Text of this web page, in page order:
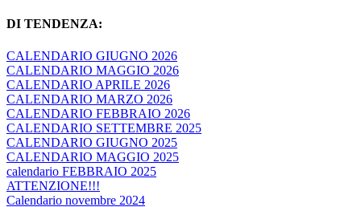
DI TENDENZA:
CALENDARIO GIUGNO 2026
CALENDARIO MAGGIO 2026
CALENDARIO APRILE 2026
CALENDARIO MARZO 2026
CALENDARIO FEBBRAIO 2026
CALENDARIO SETTEMBRE 2025
CALENDARIO GIUGNO 2025
CALENDARIO MAGGIO 2025
calendario FEBBRAIO 2025
ATTENZIONE!!!
Calendario novembre 2024